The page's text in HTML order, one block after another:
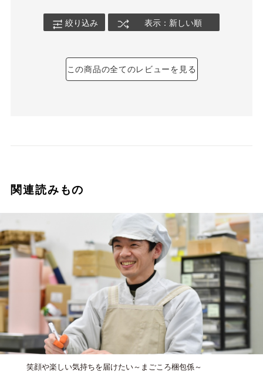
スタッフの皆様
絞り込み 表示：新しい順
この商品の全てのレビューを見る
関連読みもの
笑顔や楽しい気持ちを届けたい～まごころ梱包係～